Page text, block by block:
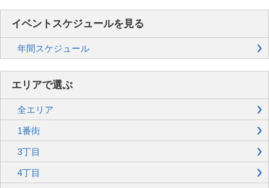
イベントスケジュールを見る
年間スケジュール
エリアで選ぶ
全エリア
1番街
3丁目
4丁目